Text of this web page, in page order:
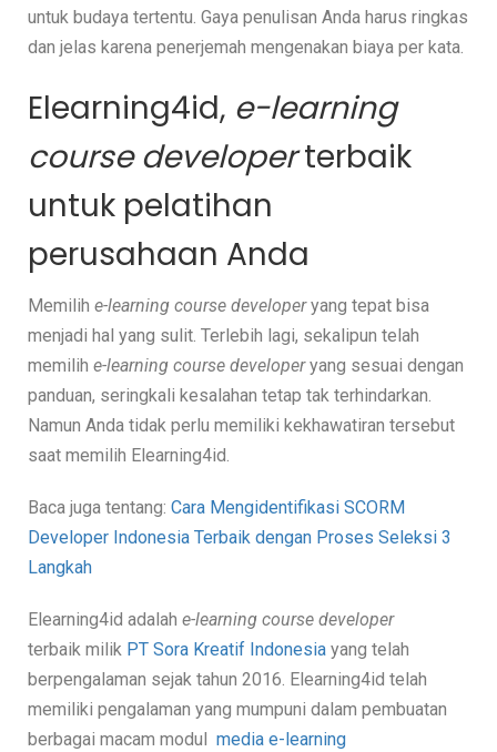
untuk budaya tertentu. Gaya penulisan Anda harus ringkas
dan jelas karena penerjemah mengenakan biaya per kata.
Elearning4id, e-learning
course developerterbaik
untuk pelatihan
perusahaan Anda
Memilih e-learning course developeryang tepat bisa
menjadi hal yang sulit. Terlebih lagi, sekalipun telah
memilih e-learning course developeryang sesuai dengan
panduan, seringkali kesalahan tetap tak terhindarkan.
Namun Anda tidak perlu memiliki kekhawatiran tersebut
saat memilih Elearning4id.
Baca juga tentang: Cara Mengidentifikasi SCORM
Developer Indonesia Terbaik dengan Proses Seleksi 3
Langkah
Elearning4id adalah e-learning course developer
terbaik milik PT Sora Kreatif Indonesia yang telah
berpengalaman sejak tahun 2016. Elearning4id telah
memiliki pengalaman yang mumpuni dalam pembuatan
berbagai macam modul media e-learning